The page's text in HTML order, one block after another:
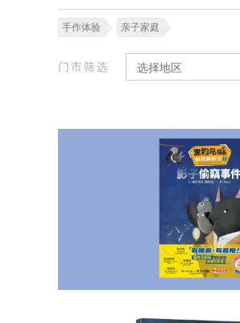
手作体验 亲子家庭
门市筛选 选择地区